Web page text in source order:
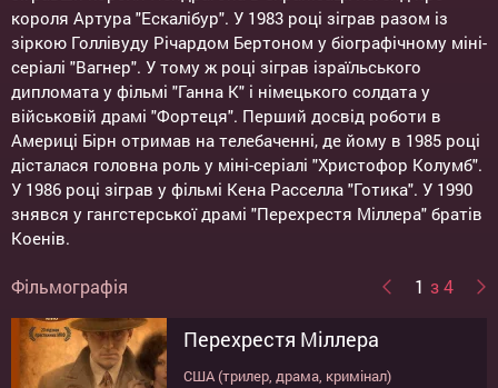
короля Артура "Ескалібур". У 1983 році зіграв разом із
зіркою Голлівуду Річардом Бертоном у біографічному міні-
серіалі "Вагнер". У тому ж році зіграв ізраїльського
дипломата у фільмі "Ганна К" і німецького солдата у
військовій драмі "Фортеця". Перший досвід роботи в
Америці Бірн отримав на телебаченні, де йому в 1985 році
дісталася головна роль у міні-серіалі "Христофор Колумб".
У 1986 році зіграв у фільмі Кена Расселла "Готика". У 1990
знявся у гангстерської драмі "Перехрестя Міллера" братів
Коенів.
Фільмографія 1 з 4
Перехрестя Міллера
США (трилер, драма, кримінал)
Спадковість
США (фантастика, драма, жахи)
Академія вампірів: сестри по
крові
Щедрость Перрье
Великобритания, Ирландия (трилер, драма,